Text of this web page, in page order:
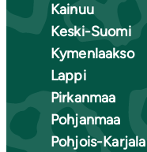
Kainuu
Keski-Suomi
Kymenlaakso
Lappi
Pirkanmaa
Pohjanmaa
Pohjois-Karjala